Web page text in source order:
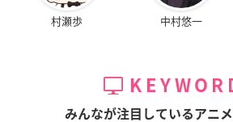
村瀬歩 中村悠一
みんなが注目しているアニ